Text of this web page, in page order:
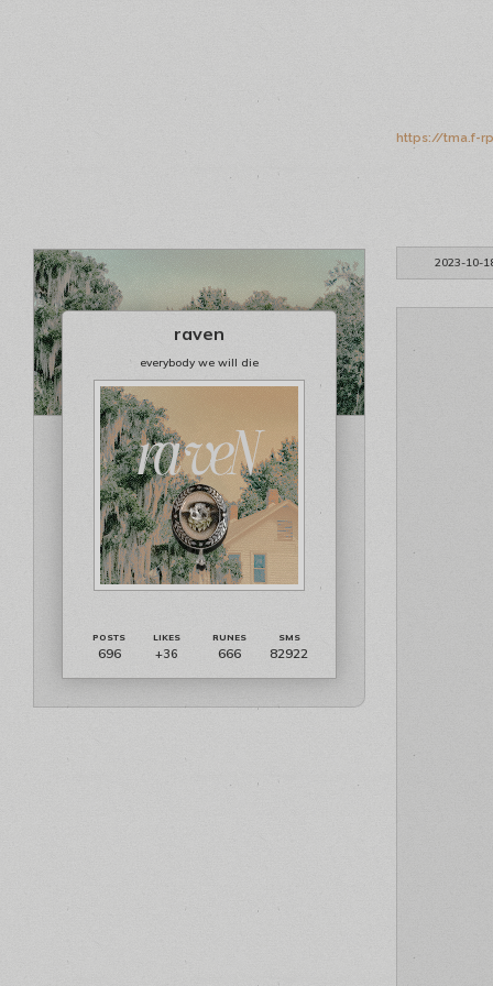
https://tma.f-
2023-10-
raven
everybody we will die
696 +36 666 82922